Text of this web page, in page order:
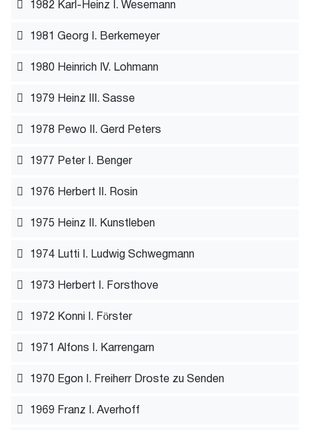
1982 Karl-Heinz I. Wesemann
1981 Georg I. Berkemeyer
1980 Heinrich IV. Lohmann
1979 Heinz III. Sasse
1978 Pewo II. Gerd Peters
1977 Peter I. Benger
1976 Herbert II. Rosin
1975 Heinz II. Kunstleben
1974 Lutti I. Ludwig Schwegmann
1973 Herbert I. Forsthove
1972 Konni I. Förster
1971 Alfons I. Karrengarn
1970 Egon I. Freiherr Droste zu Senden
1969 Franz I. Averhoff